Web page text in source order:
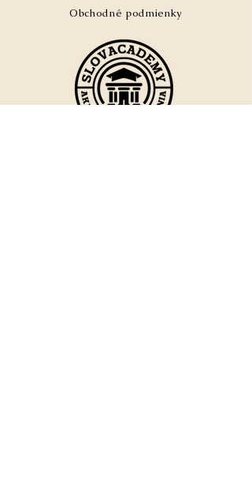
Obchodné podmienky